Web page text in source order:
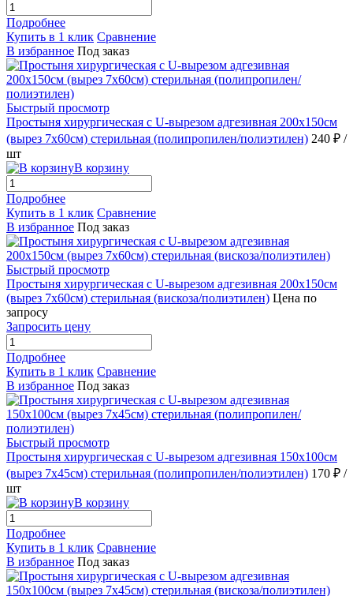
Подробнее
Купить в 1 клик Сравнение
В избранное Под заказ
Быстрый просмотр
Простыня хирургическая с U-вырезом адгезивная 200х150см
(вырез 7х60см) стерильная (полипропилен/полиэтилен) 240 ₽ /
шт
В корзину
Подробнее
Купить в 1 клик Сравнение
В избранное Под заказ
Быстрый просмотр
Простыня хирургическая с U-вырезом адгезивная 200х150см
(вырез 7х60см) стерильная (вискоза/полиэтилен) Цена по
запросу
Запросить цену
Подробнее
Купить в 1 клик Сравнение
В избранное Под заказ
Быстрый просмотр
Простыня хирургическая с U-вырезом адгезивная 150х100см
(вырез 7х45см) стерильная (полипропилен/полиэтилен) 170 ₽ /
шт
В корзину
Подробнее
Купить в 1 клик Сравнение
В избранное Под заказ